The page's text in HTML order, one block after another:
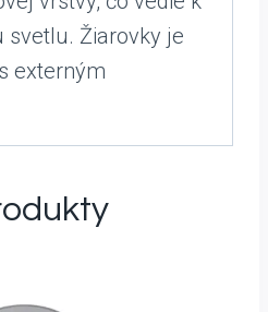
Žiarovky je
externým